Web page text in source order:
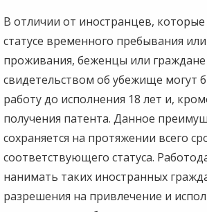
В отличии от иностранцев, которые
статусе временного пребывания
проживания, беженцы или граждане
свидетельством об убежище могут
работу до исполнения 18 лет и,
получения патента. Данное
сохраняется на протяжении всего
соответствующего статуса.
нанимать таких иностранных
разрешения на привлечение и